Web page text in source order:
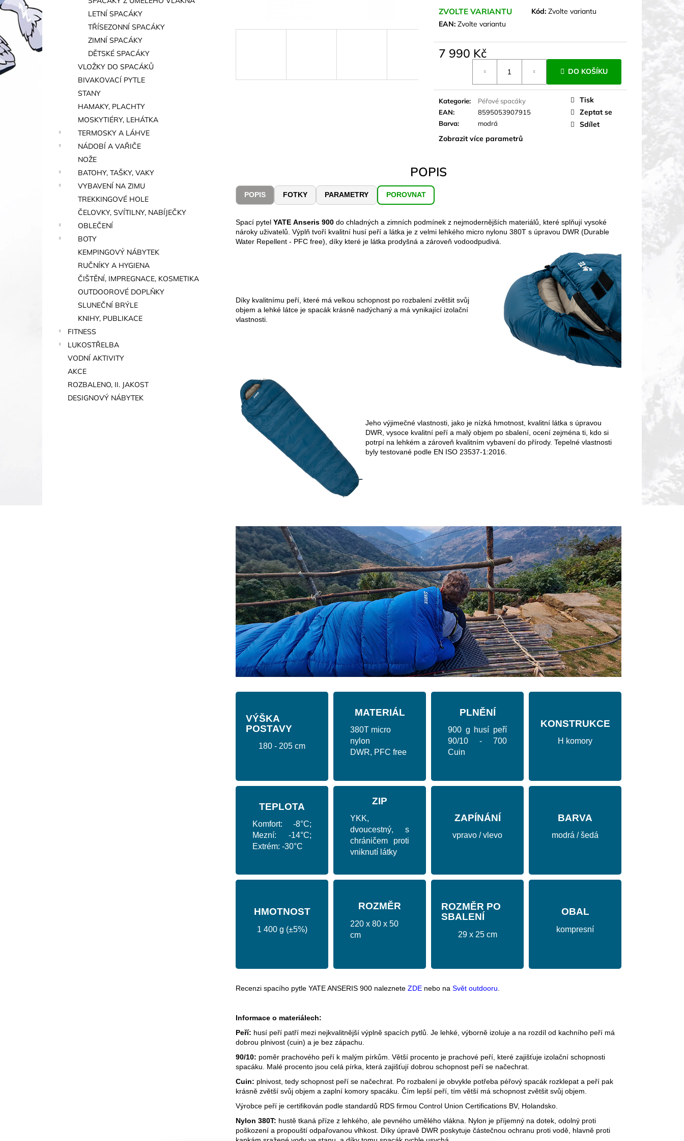
a
n
e
l
LETNÍ SPACÁKY
TŘÍSEZONNÍ SPACÁKY
ZIMNÍ SPACÁKY
DĚTSKÉ SPACÁKY
VLOŽKY DO SPACÁKŮ
BIVAKOVACÍ PYTLE
STANY
HAMAKY, PLACHTY
MOSKYTIÉRY, LEHÁTKA
TERMOSKY A LÁHVE
NÁDOBÍ A VAŘIČE
NOŽE
BATOHY, TAŠKY, VAKY
VYBAVENÍ NA ZIMU
TREKKINGOVÉ HOLE
ČELOVKY, SVÍTILNY, NABÍJEČKY
OBLEČENÍ
BOTY
KEMPINGOVÝ NÁBYTEK
RUČNÍKY A HYGIENA
ČIŠTĚNÍ, IMPREGNACE, KOSMETIKA
OUTDOOROVÉ DOPLŇKY
SLUNEČNÍ BRÝLE
KNIHY, PUBLIKACE
FITNESS
LUKOSTŘELBA
VODNÍ AKTIVITY
AKCE
ROZBALENO, II. JAKOST
DESIGNOVÝ NÁBYTEK
ZVOLTE VARIANTU Kód: Zvolte variantu
EAN: Zvolte variantu
7 990 Kč
DO KOŠÍKU
Kategorie:
Péřové spacáky
EAN:
8595053907915
Barva: modrá
Zobrazit více parametrů
Tisk
Zeptat se
Sdílet
POPIS
POPIS FOTKY PARAMETRY POROVNAT
Spací pytel YATE Anseris 900 do chladných a zimních podmínek z nejmodernějších materiálů, které splňují vysoké
nároky uživatelů. Výplň tvoří kvalitní husí peří a látka je z velmi lehkého micro nylonu 380T s úpravou DWR (Durable
Water Repellent - PFC free), díky které je látka prodyšná a zároveň vodoodpudivá.
Díky kvalitnímu peří, které má velkou schopnost po rozbalení zvětšit svůj
objem a lehké látce je spacák krásně nadýchaný a má vynikající izolační
vlastnosti.
Jeho výjimečné vlastnosti, jako je nízká hmotnost, kvalitní látka s úpravou
DWR, vysoce kvalitní peří a malý objem po sbalení, ocení zejména ti, kdo si
potrpí na lehkém a zároveň kvalitním vybavení do přírody. Tepelné vlastnosti
byly testované podle EN ISO 23537-1:2016.
VÝŠKA
POSTAVY
180 - 205 cm
MATERIÁL
380T micro
nylon
DWR, PFC free
PLNĚNÍ
900 g husí peří
90/10 - 700
Cuin
KONSTRUKCE
H komory
TEPLOTA
Komfort: -8°C;
Mezní: -14°C;
Extrém: -30°C
ZIP
YKK,
dvoucestný, s
chráničem proti
vniknutí látky
ZAPÍNÁNÍ
vpravo / vlevo
BARVA
modrá / šedá
HMOTNOST
1 400 g (±5%)
ROZMĚR
220 x 80 x 50
cm
ROZMĚR PO
SBALENÍ
29 x 25 cm
OBAL
kompresní
Recenzi spacího pytle YATE ANSERIS 900 naleznete ZDE nebo na Svět outdooru
Informace o materiálech:
Peří: husí peří patří mezi nejkvalitnější výplně spacích pytlů. Je lehké, výborně izoluje a na rozdíl od kachního peří má
dobrou plnivost (cuin) a je bez zápachu.
90/10: poměr prachového peří k malým pírkům. Větší procento je prachové peří, které zajišťuje izolační schopnosti
spacáku. Malé procento jsou celá pírka, která zajišťují dobrou schopnost peří se načechrat.
Cuin: plnivost, tedy schopnost peří se načechrat. Po rozbalení je obvykle potřeba péřový spacák rozklepat a peří pak
krásně zvětší svůj objem a zaplní komory spacáku. Čím lepší peří, tím větší má schopnost zvětšit svůj objem.
Výrobce peří je certifikován podle standardů RDS firmou Control Union Certifications BV, Holandsko.
Nylon 380T: hustě tkaná příze z lehkého, ale pevného umělého vlákna. Nylon je příjemný na dotek, odolný proti
poškození a propouští odpařovanou vlhkost. Díky úpravě DWR poskytuje částečnou ochranu proti vodě, hlavně proti